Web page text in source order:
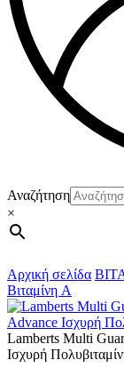
Αναζήτηση
×
Αρχική σελίδα
Βιταμίνη A
Lamberts Multi
Ισχυρή